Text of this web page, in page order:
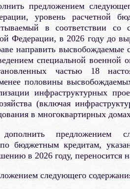
предложением
уровень расчетной
в соответствии со
Федерации, в 2026 году до
направить высвобождаемые
специальной военной
частью 18
половины
инфраструктурных
(включая
в многоквартирных
предложением
бюджетным кредитам,
в 2026 году, переносится
следующего